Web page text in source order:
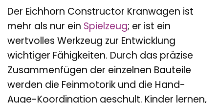
Der Eichhorn Constructor Kranwagen ist
mehr als nur ein Spielzeug; er ist ein
wertvolles Werkzeug zur Entwicklung
wichtiger Fähigkeiten. Durch das präzise
Zusammenfügen der einzelnen Bauteile
werden die Feinmotorik und die Hand-
Auge-Koordination geschult. Kinder lernen,